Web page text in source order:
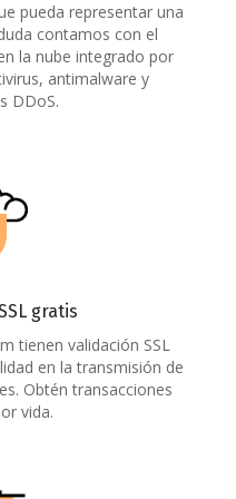
pueda representar una
contamos con el
la nube integrado por
antimalware y
DDoS.
gratis
tienen validación SSL
en la transmisión de
Obtén transacciones
vida.